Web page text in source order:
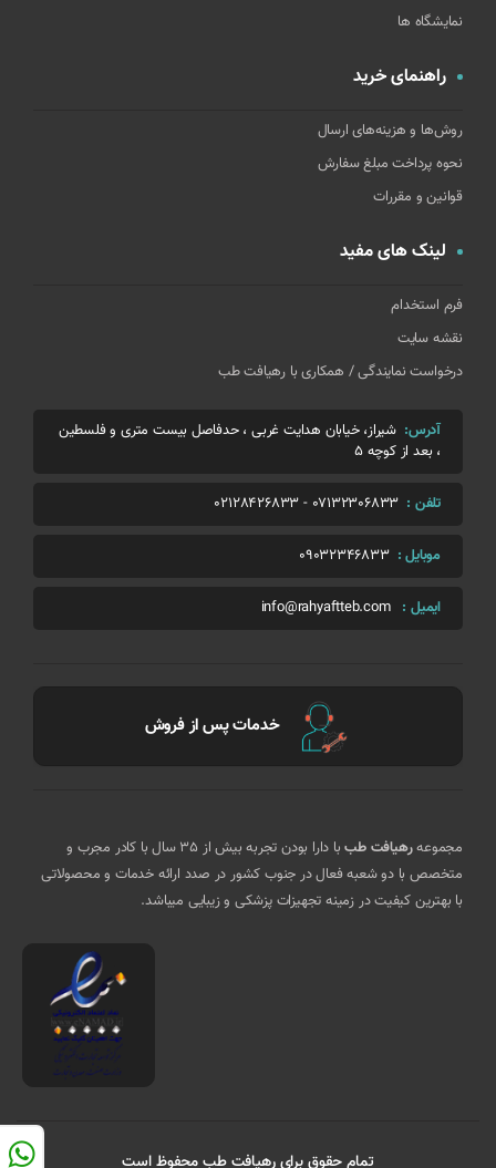
نمایشگاه ها
راهنمای خرید
روش‌ها و هزینه‌های ارسال
نحوه پرداخت مبلغ سفارش
قوانین و مقررات
لینک های مفید
فرم استخدام
نقشه سایت
درخواست نمایندگی / همکاری با رهیافت طب
آدرس: شیراز، خیابان هدایت غربی ، حدفاصل بیست متری و فلسطین
، بعد از کوچه 5
تلفن : 07132306833
-
02128426833
موبایل : 09032346833
ایمیل : info@rahyaftteb.com
خدمات پس از فروش
مجموعهرهیافت طب
با دارا بودن تجربه بیش از 35 سال با کادر مجرب و
متخصص با دو شعبه فعال در جنوب کشور در صدد ارائه خدمات و محصولاتی
با بهترین کیفیت در زمینه تجهیزات پزشکی و زیبایی میباشد.
تمام حقوق برای رهیافت طب محفوظ است